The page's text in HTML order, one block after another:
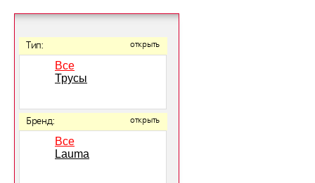
Тип: открыть
Все
Трусы
Бренд: открыть
Все
Lauma